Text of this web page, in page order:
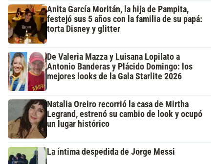
Anita García Moritán, la hija de Pampita,
festejó sus 5 años con la familia de su papá:
torta Disney y glitter
De Valeria Mazza y Luisana Lopilato a
Antonio Banderas y Plácido Domingo: los
mejores looks de la Gala Starlite 2026
Natalia Oreiro recorrió la casa de Mirtha
Legrand, estrenó su cambio de look y ocupó
un lugar histórico
La íntima despedida de Jorge Messi